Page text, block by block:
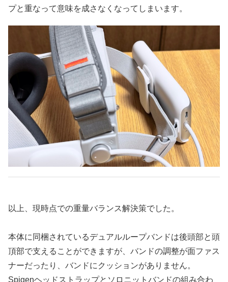
プと重なって意味を成さなくなってしまいます。
以上、現時点での重量バランス解決策でした。
本体に同梱されているデュアルループバンドは後頭部と頭
頂部で支えることができますが、バンドの調整が面ファス
ナーだったり、バンドにクッションがありません。
Spigenヘッドストラップとソロニットバンドの組み合わ